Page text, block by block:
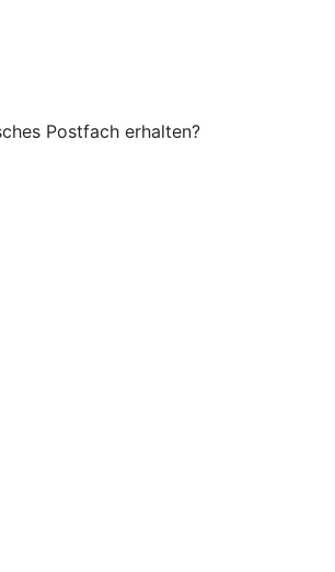
Postfach erhalten?